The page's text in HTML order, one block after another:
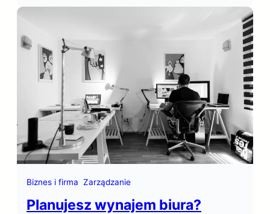
sukces opiera się na zdolności do
witryny. W tym kontekście,
optymalizacja dla wyszukiwarek,
często określana skrótem SEO (Search
Engine Optimization), odgrywa
kluczową rolę w zwiększaniu…
Biznes i firma Zarządzanie
Planujesz wynajem biura?